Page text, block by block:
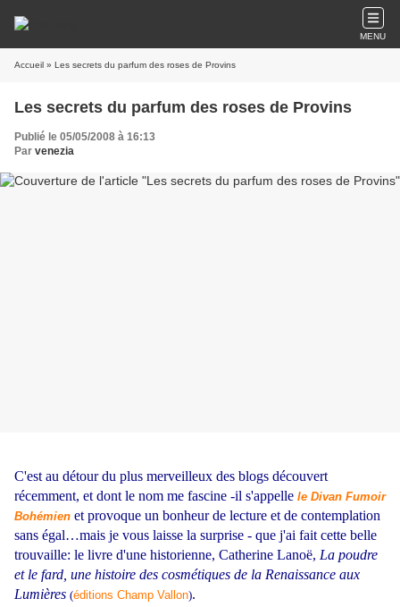
MENU
Accueil » Les secrets du parfum des roses de Provins
Les secrets du parfum des roses de Provins
Publié le 05/05/2008 à 16:13
Par venezia
C'est au détour du plus merveilleux des blogs découvert
récemment, et dont le nom me fascine -il s'appelle le Divan Fumoir
Bohémien et provoque un bonheur de lecture et de contemplation
sans égal…mais je vous laisse la surprise - que j'ai fait cette belle
trouvaille: le livre d'une historienne, Catherine Lanoë, La poudre
et le fard, une histoire des cosmétiques de la Renaissance aux
Lumières (éditions Champ Vallon).